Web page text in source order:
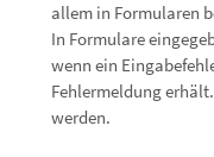
allem in Formularen
In Formulare
wenn ein
Fehlermeldung
werden.